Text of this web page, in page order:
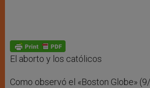
El aborto y los católicos
Como observó el «Boston Globe»